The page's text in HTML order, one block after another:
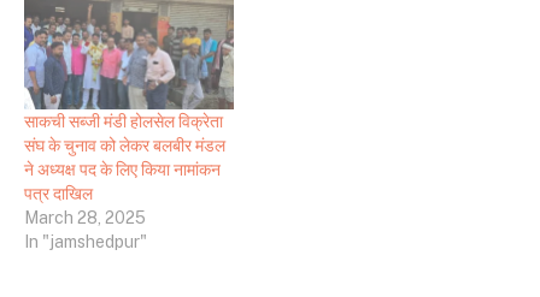
साकची सब्जी मंडी होलसेल विक्रेता
संघ के चुनाव को लेकर बलबीर मंडल
ने अध्यक्ष पद के लिए किया नामांकन
पत्र दाखिल
March 28, 2025
In "jamshedpur"